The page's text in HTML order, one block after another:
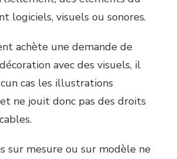
logiciels, visuels ou sonores.
achète une demande de
avec des visuels, il
cas les illustrations
ne jouit donc pas des droits
sur mesure ou sur modèle ne